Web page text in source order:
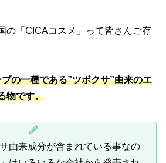
の「CICAコスメ」って皆さんご存
の一種である”ツボクサ”由来のエ
物です。
由来成分が含まれている事なの